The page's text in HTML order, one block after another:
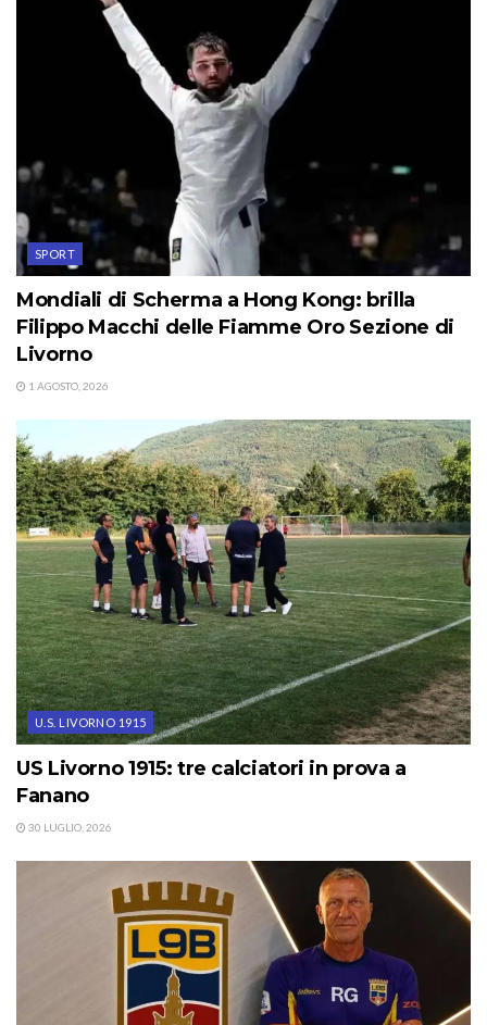
SPORT
Mondiali di Scherma a Hong Kong: brilla
Filippo Macchi delle Fiamme Oro Sezione di
Livorno
1 AGOSTO, 2026
U.S. LIVORNO 1915
US Livorno 1915: tre calciatori in prova a
Fanano
30 LUGLIO, 2026